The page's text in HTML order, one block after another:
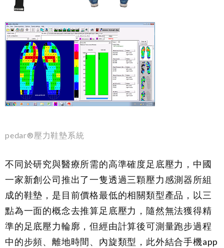
pedar®壓力鞋墊系統
不同於研究與醫療所需的高準確度足底壓力，中國
一家新創公司推出了一隻透過三顆壓力感測器所組
成的鞋墊，是目前價格最低的相關類型產品，以三
點為一面的概念去推算足底壓力，隨然無法獲得精
準的足底壓力輪廓，但經由計算後可測量跑步過程
中的步頻、離地時間、內旋類型，此外結合手機app